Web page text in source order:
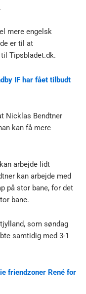
mere engelsk
er til at
Tipsbladet.dk.
IF har fået tilbudt
Nicklas Bendtner
kan få mere
arbejde lidt
kan arbejde med
på stor bane, for det
bane.
som søndag
samtidig med 3-1
friendzoner René for